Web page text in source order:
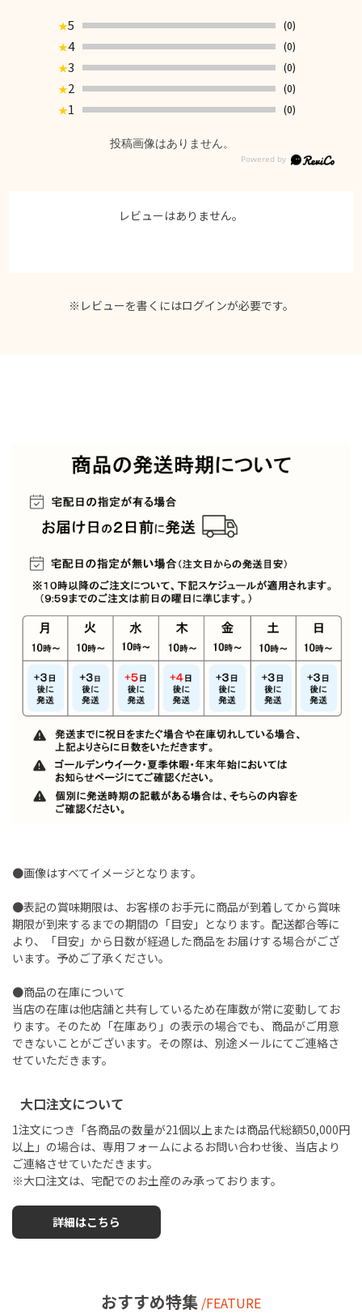
★5
(0)
★4
(0)
★3
(0)
★2
(0)
★1 (0)
投稿画像はありません。
レビューはありません。
※レビューを書くにはログインが必要です。
●画像はすべてイメージとなります。
●表記の賞味期限は、お客様のお手元に商品が到着してから賞味
期限が到来するまでの期間の「目安」となります。配送都合等に
より、「目安」から日数が経過した商品をお届けする場合がござ
います。予めご了承ください。
●商品の在庫について
当店の在庫は他店舗と共有しているため在庫数が常に変動してお
ります。そのため「在庫あり」の表示の場合でも、商品がご用意
できないことがございます。その際は、別途メールにてご連絡さ
せていただきます。
大口注文について
1注文につき「各商品の数量が21個以上または商品代総額50,000円
以上」の場合は、専用フォームによるお問い合わせ後、当店より
ご連絡させていただきます。
※大口注文は、宅配でのお土産のみ承っております。
詳細はこちら
おすすめ特集 /FEATURE